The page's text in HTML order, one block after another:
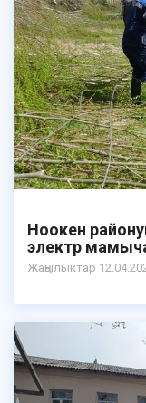
Ноокен
электр
Жаңылыктар